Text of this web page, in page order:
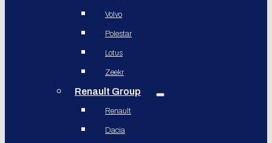
Volvo
Polestar
Lotus
Zeekr
Renault Group
Renault
Dacia